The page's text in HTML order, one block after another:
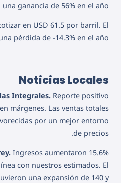
ganancia de 56% en el año.
en USD 61.5 por barril. El
pérdida de -14.3% en el año.
Noticias Locales
Integrales. Reporte positivo
márgenes. Las ventas totales
por un mejor entorno
de precios.
Ingresos aumentaron 15.6%
con nuestros estimados. El
una expansión de 140 y